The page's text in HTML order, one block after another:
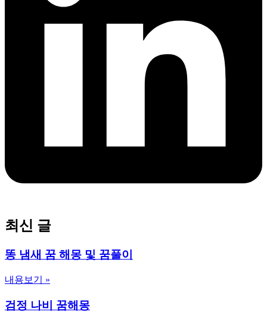
최신 글
똥 냄새 꿈 해몽 및 꿈풀이
내용보기 »
검정 나비 꿈해몽